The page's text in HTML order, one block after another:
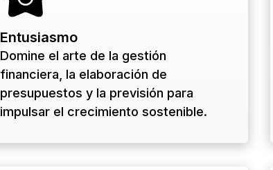
Entusiasmo
Domine el arte de la gestión
financiera, la elaboración de
presupuestos y la previsión para
impulsar el crecimiento sostenible.